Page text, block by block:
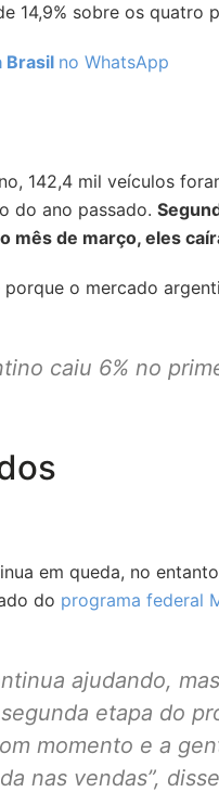
14,9% sobre os quatro
Brasil no WhatsApp
142,4 mil veículos
do ano passado.
mês de março, eles
o mercado
caiu 6% no
em queda, no
do programa federal
ajudando,
etapa do
momento e a
nas vendas”,